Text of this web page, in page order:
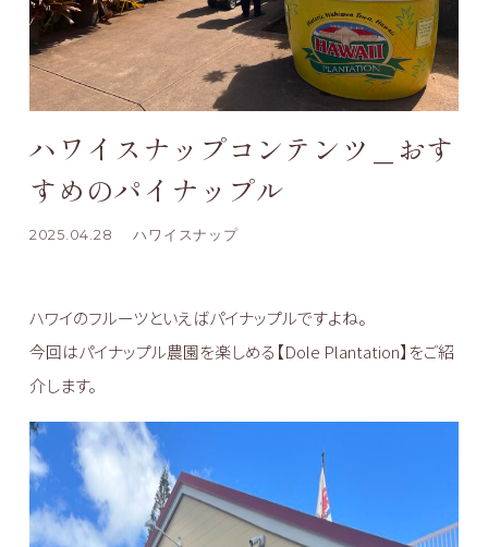
ハワイスナップコンテンツ＿おす
すめのパイナップル
2025.04.28 ハワイスナップ
ハワイのフルーツといえばパイナップルですよね。
今回はパイナップル農園を楽しめる【Dole Plantation】をご紹
介します。